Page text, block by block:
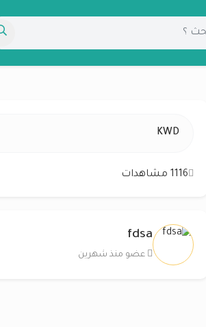
KWD
1116 مشاهدات
fdsa
عضو منذ شهرين